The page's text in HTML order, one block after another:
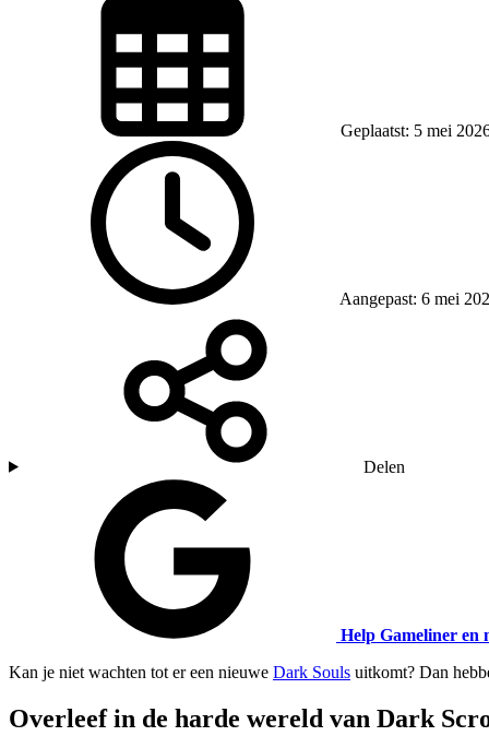
Geplaatst: 5 mei
Aangepast: 6 mei
Delen
Help Gameliner en
Kan je niet wachten tot er een nieuwe Dark Souls uitkomt? Dan
Overleef in de harde wereld van Dark